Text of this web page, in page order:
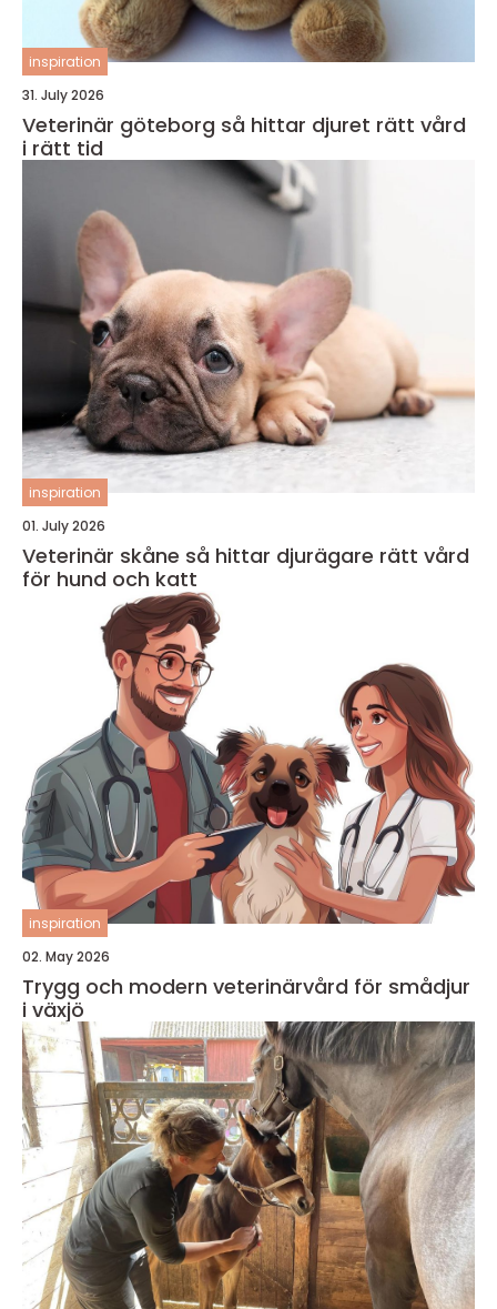
inspiration
31. July 2026
Veterinär göteborg så hittar djuret rätt vård
i rätt tid
inspiration
01. July 2026
Veterinär skåne så hittar djurägare rätt vård
för hund och katt
inspiration
02. May 2026
Trygg och modern veterinärvård för smådjur
i växjö